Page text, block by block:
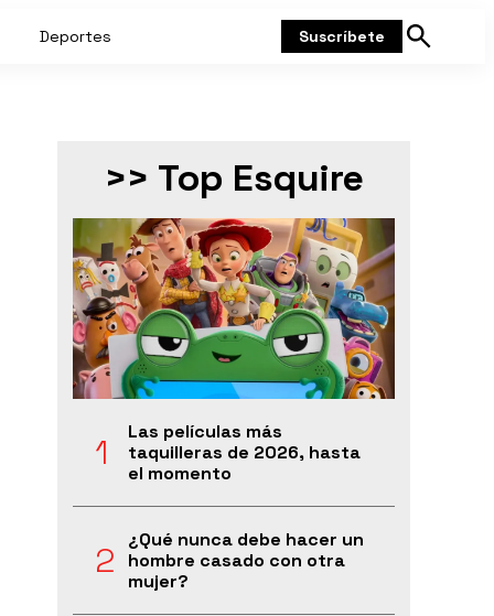
Deportes Suscríbete
Mostrar
>> Top Esquire
Las películas más
taquilleras de 2026, hasta
el momento
¿Qué nunca debe hacer un
hombre casado con otra
mujer?